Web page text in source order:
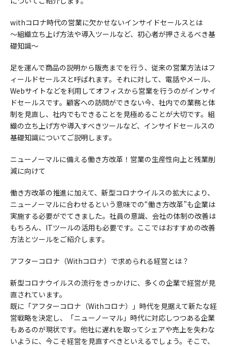
withコロナ時代の営業に欠かせないインサイドセールスとは
～組織立ち上げ方法や導入ツールなど、初心者が押さえるべき基
礎知識～
足を運んで商品の説明から販売までを行う、従来の営業方法はフ
ィールドセールスと呼ばれます。それに対して、電話やメール、
Webサイトなどを利用してオフィスから営業を行うのがインサイ
ドセールスです。顧客への訪問ができない今、社内での業務と体
制を見直し、社内でもできることを見極めることが大切です。組
織の立ち上げ方や導入すべきツールなど、インサイドセールスの
基礎知識についてご説明します。
ニューノーマルに備える働き方改革！営業の生産性向上と残業削
減に向けて
働き方改革の推進に加えて、新型コロナウイルスの拡大により、
ニューノーマルに合わせるという意味での“働き方改革”も企業は
実施する必要がでてきました。社員の意識、会社の体制の改善は
もちろん、ITツールの活用も必要です。ここではおすすめの改善
方法とツールをご紹介します。
アフターコロナ（Withコロナ）で求められる経営とは？
新型コロナウイルスの流行をきっかけに、多くの企業で経営が見
直されています。
既に「アフターコロナ（Withコロナ）」時代を見据えて新たな経
営戦略を決定し、「ニューノーマル」時代に対応しつつある企業
もあるのが現状です。他社に遅れを取ってシェアや売上を失わな
いように、今こそ経営を見直すべきといえるでしょう。そこで、